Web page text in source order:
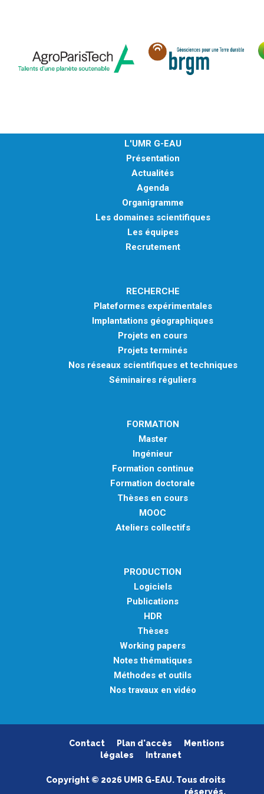
L'UMR G-EAU
Présentation
Actualités
Agenda
Organigramme
Les domaines scientifiques
Les équipes
Recrutement
RECHERCHE
Plateformes expérimentales
Implantations géographiques
Projets en cours
Projets terminés
Nos réseaux scientifiques et techniques
Séminaires réguliers
FORMATION
Master
Ingénieur
Formation continue
Formation doctorale
Thèses en cours
MOOC
Ateliers collectifs
PRODUCTION
Logiciels
Publications
HDR
Thèses
Working papers
Notes thématiques
Méthodes et outils
Nos travaux en vidéo
Contact Plan d'accès
Mentions
légales
Intranet
Copyright © 2026 UMR G-EAU. Tous droits
réservés.